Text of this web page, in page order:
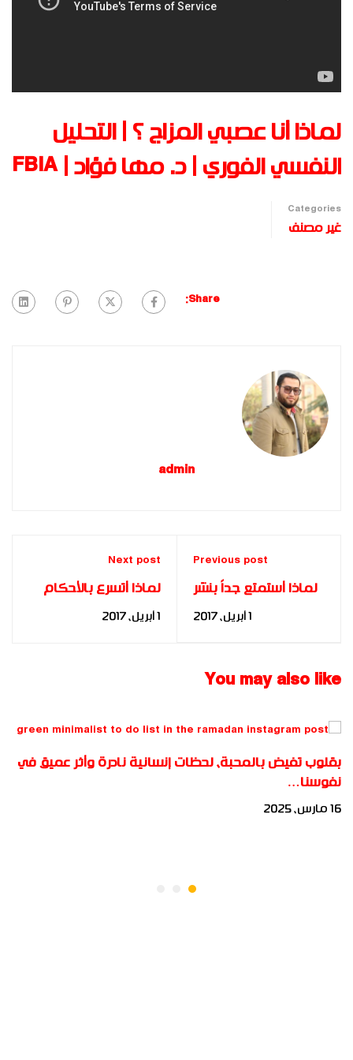
لماذا أنا عصبي المزاج ؟ | التحليل
النفسي الفوري | د. مها فؤاد | FBIA
Categories
غير مصنف
Share:
admin
Previous post
لماذا أستمتع جداً بنشر
أسرار شخصية أو وقائع
1 أبريل، 2017
Next post
لماذا أتسرع بالأحكام
وأقوم بتأويل الأمور ؟ |
1 أبريل، 2017
You may also like
بقلوب تفيض بالمحبة، لحظات إنسانية نادرة وأثر عميق في
نفوسنا…
16 مارس، 2025